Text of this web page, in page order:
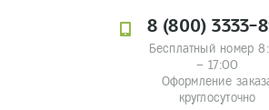
8 (800) 3333-
Бесплатный номер
– 17:00
Оформление
круглосуточно